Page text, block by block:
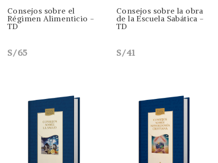
Consejos sobre el
Régimen Alimenticio -
TD
S/65
Consejos sobre la obra
de la Escuela Sabática -
TD
S/41